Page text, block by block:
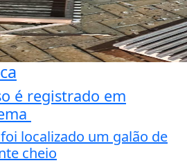
é registrado em
localizado um galão de
cheio